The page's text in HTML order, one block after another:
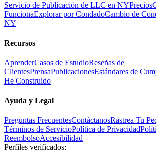
Servicio de Publicación de LLC en NYPrecios
FuncionaExplorar por CondadoCambio de
NY
Recursos
AprenderCasos de EstudioReseñas de
ClientesPrensaPublicacionesEstándares de
He Construido
Ayuda y Legal
Preguntas FrecuentesContáctanosRastrea Tu
Términos de ServicioPolítica de Privacidad
ReembolsoAccesibilidad
Perfiles verificados: